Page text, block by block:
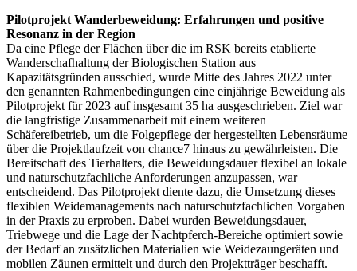
Pilotprojekt Wanderbeweidung: Erfahrungen und positive
Resonanz in der Region
Da eine Pflege der Flächen über die im RSK bereits etablierte
Wanderschafhaltung der Biologischen Station aus
Kapazitätsgründen ausschied, wurde Mitte des Jahres 2022 unter
den genannten Rahmenbedingungen eine einjährige Beweidung als
Pilotprojekt für 2023 auf insgesamt 35 ha ausgeschrieben. Ziel war
die langfristige Zusammenarbeit mit einem weiteren
Schäfereibetrieb, um die Folgepflege der hergestellten Lebensräume
über die Projektlaufzeit von chance7 hinaus zu gewährleisten. Die
Bereitschaft des Tierhalters, die Beweidungsdauer flexibel an lokale
und naturschutzfachliche Anforderungen anzupassen, war
entscheidend. Das Pilotprojekt diente dazu, die Umsetzung dieses
flexiblen Weidemanagements nach naturschutzfachlichen Vorgaben
in der Praxis zu erproben. Dabei wurden Beweidungsdauer,
Triebwege und die Lage der Nachtpferch-Bereiche optimiert sowie
der Bedarf an zusätzlichen Materialien wie Weidezaungeräten und
mobilen Zäunen ermittelt und durch den Projektträger beschafft.